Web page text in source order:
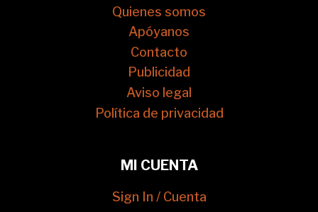
Quienes somos
Apóyanos
Contacto
Publicidad
Aviso legal
Política de privacidad
MI CUENTA
Sign In / Cuenta